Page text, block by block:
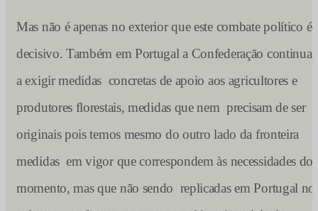
Mas não é apenas no exterior que este combate político é
decisivo. Também em Portugal a Confederação
a exigir medidas concretas de apoio aos agricultores e
produtores florestais, medidas que nem precisam de ser
originais pois temos mesmo do outro lado da fronteira
medidas em vigor que correspondem às necessidades do
momento, mas que não sendo replicadas em Portugal